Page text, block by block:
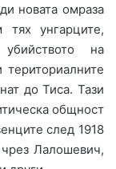
новата омраза
тях унгарците,
на
до Тиса. Тази
общност
след 1918
Лалошевич,